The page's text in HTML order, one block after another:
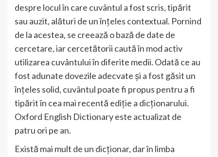
despre locul în care cuvântul a fost scris, tipărit
sau auzit, alături de un înțeles contextual. Pornind
de la acestea, se creează o bază de date de
cercetare, iar cercetătorii caută în mod activ
utilizarea cuvântului în diferite medii. Odată ce au
fost adunate dovezile adecvate și a fost găsit un
înțeles solid, cuvântul poate fi propus pentru a fi
tipărit în cea mai recentă ediție a dicționarului.
Oxford English Dictionary este actualizat de
patru ori pe an.
Există mai mult de un dicționar, dar în limba